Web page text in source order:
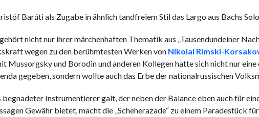
Baráti als Zugabe in ähnlich tandfreiem Stil das Largo aus Bachs
nicht nur ihrer märchenhaften Thematik aus „Tausendundeiner
wegen zu den berühmtesten Werken von Nikolai Rimski-
Mussorgsky und Borodin und anderen Kollegen hatte sich nicht nur
gegeben, sondern wollte auch das Erbe der nationalrussischen
Instrumentierer galt, der neben der Balance eben auch für
Gewähr bietet, macht die „Scheherazade“ zu einem Paradestück